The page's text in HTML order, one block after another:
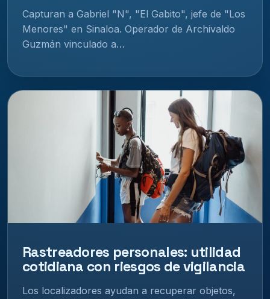
Capturan a Gabriel "N", "El Gabito", jefe de "Los
Menores" en Sinaloa. Operador de Archivaldo
Guzmán vinculado a…
Rastreadores personales: utilidad
cotidiana con riesgos de vigilancia
Los localizadores ayudan a recuperar objetos,